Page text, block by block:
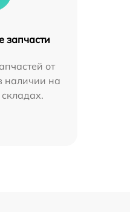
запчасти
от
наличии на